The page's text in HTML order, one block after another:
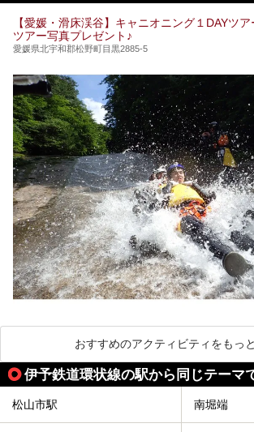
【愛媛・滑床渓谷】キャニオニング１DAYツ
ツアー写真プレゼント♪
愛媛県北宇和郡松野町目黒2885-5
おすすめのアクティビティをもっ
伊予鉄道環状線の駅から同じテーマ
松山市駅 南堀端